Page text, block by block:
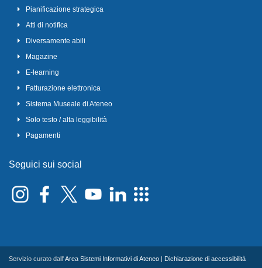
Pianificazione strategica
Atti di notifica
Diversamente abili
Magazine
E-learning
Fatturazione elettronica
Sistema Museale di Ateneo
Solo testo / alta leggibilità
Pagamenti
Seguici sui social
Servizio curato dall'Area Sistemi Informativi di Ateneo Dichiarazione di accessibilità